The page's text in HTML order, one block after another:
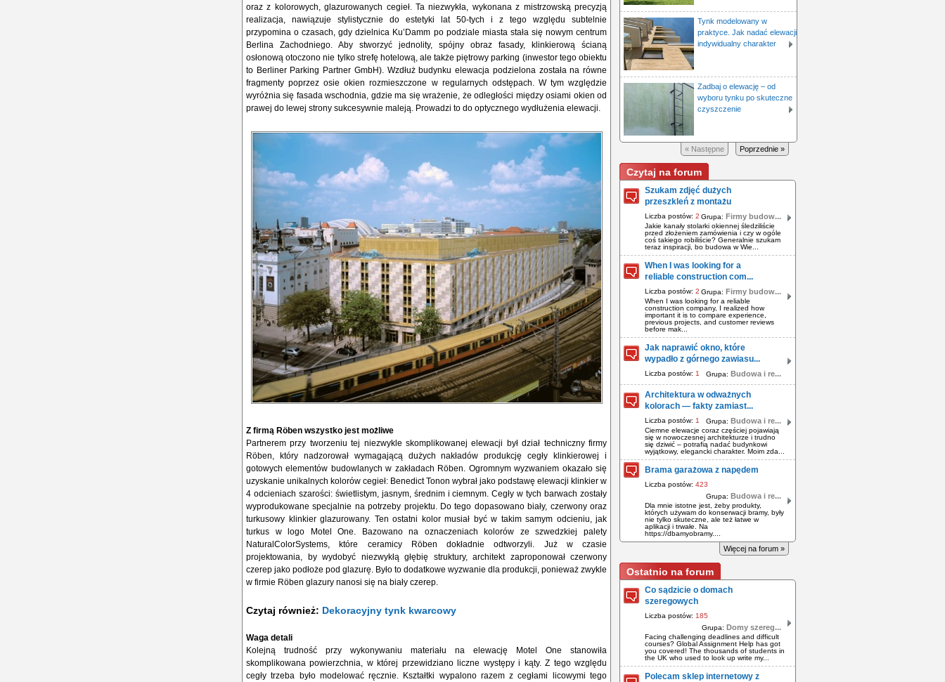
oraz z kolorowych, glazurowanych cegieł. Ta niezwykła, wykonana z mistrzowską precyzją
realizacja, nawiązuje stylistycznie do estetyki lat 50-tych i z tego względu subtelnie
przypomina o czasach, gdy dzielnica Ku’Damm po podziale miasta stała się nowym centrum
Berlina Zachodniego. Aby stworzyć jednolity, spójny obraz fasady, klinkierową ścianą
osłonową otoczono nie tylko strefę hotelową, ale także piętrowy parking (inwestor tego obiektu
to Berliner Parking Partner GmbH). Wzdłuż budynku elewacja podzielona została na równe
fragmenty poprzez osie okien rozmieszczone w regularnych odstępach. W tym względzie
wyróżnia się fasada wschodnia, gdzie ma się wrażenie, że odległości między osiami okien od
prawej do lewej strony sukcesywnie maleją. Prowadzi to do optycznego wydłużenia elewacji.
Z firmą Röben wszystko jest możliwe
Partnerem przy tworzeniu tej niezwykle skomplikowanej elewacji był dział techniczny firmy
Röben, który nadzorował wymagającą dużych nakładów produkcję cegły klinkierowej i
gotowych elementów budowlanych w zakładach Röben. Ogromnym wyzwaniem okazało się
uzyskanie unikalnych kolorów cegieł: Benedict Tonon wybrał jako podstawę elewacji klinkier w
4 odcieniach szarości: świetlistym, jasnym, średnim i ciemnym. Cegły w tych barwach zostały
wyprodukowane specjalnie na potrzeby projektu. Do tego dopasowano biały, czerwony oraz
turkusowy klinkier glazurowany. Ten ostatni kolor musiał być w takim samym odcieniu, jak
turkus w logo Motel One. Bazowano na oznaczeniach kolorów ze szwedzkiej palety
NaturalColorSystems, które ceramicy Röben dokładnie odtworzyli. Już w czasie
projektowania, by wydobyć niezwykłą głębię struktury, architekt zaproponował czerwony
czerep jako podłoże pod glazurę. Było to dodatkowe wyzwanie dla produkcji, ponieważ zwykle
w firmie Röben glazury nanosi się na biały czerep.
Czytaj również: Dekoracyjny tynk kwarcowy
Waga detali
Kolejną trudność przy wykonywaniu materiału na elewację Motel One stanowiła
skomplikowana powierzchnia, w której przewidziano liczne występy i kąty. Z tego względu
cegły trzeba było modelować ręcznie. Kształtki wypalono razem z cegłami licowymi tego
Tynk modelowany w
praktyce. Jak nadać elewacji
indywidualny charakter
Zadbaj o elewację – od
wyboru tynku po skuteczne
czyszczenie
Poprzednie »
« Następne
Czytaj na forum
Szukam zdjęć dużych
przeszkleń z montażu
Liczba postów: 2 Grupa: Firmy budow...
Jakie kanały stolarki okiennej śledziliście
przed złożeniem zamówienia i czy w ogóle
coś takiego robiliście? Generalnie szukam
teraz inspiracji, bo budowa w Wie...
When I was looking for a
reliable construction com...
Liczba postów: 2 Grupa: Firmy budow...
When I was looking for a reliable
construction company, I realized how
important it is to compare experience,
previous projects, and customer reviews
before mak...
Jak naprawić okno, które
wypadło z górnego zawiasu...
Liczba postów: 1 Grupa: Budowa i re...
Architektura w odważnych
kolorach — fakty zamiast...
Liczba postów: 1 Grupa: Budowa i re...
Ciemne elewacje coraz częściej pojawiają
się w nowoczesnej architekturze i trudno
się dziwić – potrafią nadać budynkowi
wyjątkowy, elegancki charakter. Moim zda...
Brama garażowa z napędem
Liczba postów: 423
Grupa: Budowa i re...
Dla mnie istotne jest, żeby produkty,
których używam do konserwacji bramy, były
nie tylko skuteczne, ale też łatwe w
aplikacji i trwałe. Na
https://dbamyobramy....
Więcej na forum »
Ostatnio na forum
Co sądzicie o domach
szeregowych
Liczba postów: 185
Grupa: Domy szereg...
Facing challenging deadlines and difficult
courses? Global Assignment Help has got
you covered! The thousands of students in
the UK who used to look up write my...
Polecam sklep internetowy z